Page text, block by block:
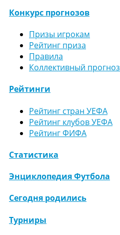
Конкурс прогнозов
Призы игрокам
Рейтинг приза
Правила
Коллективный прогноз
Рейтинги
Рейтинг стран УЕФА
Рейтинг клубов УЕФА
Рейтинг ФИФА
Статистика
Энциклопедия Футбола
Сегодня родились
Турниры